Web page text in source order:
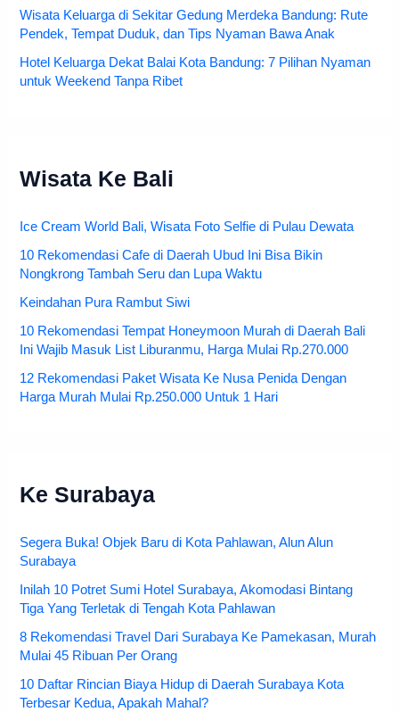
Wisata Keluarga di Sekitar Gedung Merdeka Bandung: Rute
Pendek, Tempat Duduk, dan Tips Nyaman Bawa Anak
Hotel Keluarga Dekat Balai Kota Bandung: 7 Pilihan Nyaman
untuk Weekend Tanpa Ribet
Wisata Ke Bali
Ice Cream World Bali, Wisata Foto Selfie di Pulau Dewata
10 Rekomendasi Cafe di Daerah Ubud Ini Bisa Bikin
Nongkrong Tambah Seru dan Lupa Waktu
Keindahan Pura Rambut Siwi
10 Rekomendasi Tempat Honeymoon Murah di Daerah Bali
Ini Wajib Masuk List Liburanmu, Harga Mulai Rp.270.000
12 Rekomendasi Paket Wisata Ke Nusa Penida Dengan
Harga Murah Mulai Rp.250.000 Untuk 1 Hari
Ke Surabaya
Segera Buka! Objek Baru di Kota Pahlawan, Alun Alun
Surabaya
Inilah 10 Potret Sumi Hotel Surabaya, Akomodasi Bintang
Tiga Yang Terletak di Tengah Kota Pahlawan
8 Rekomendasi Travel Dari Surabaya Ke Pamekasan, Murah
Mulai 45 Ribuan Per Orang
10 Daftar Rincian Biaya Hidup di Daerah Surabaya Kota
Terbesar Kedua, Apakah Mahal?